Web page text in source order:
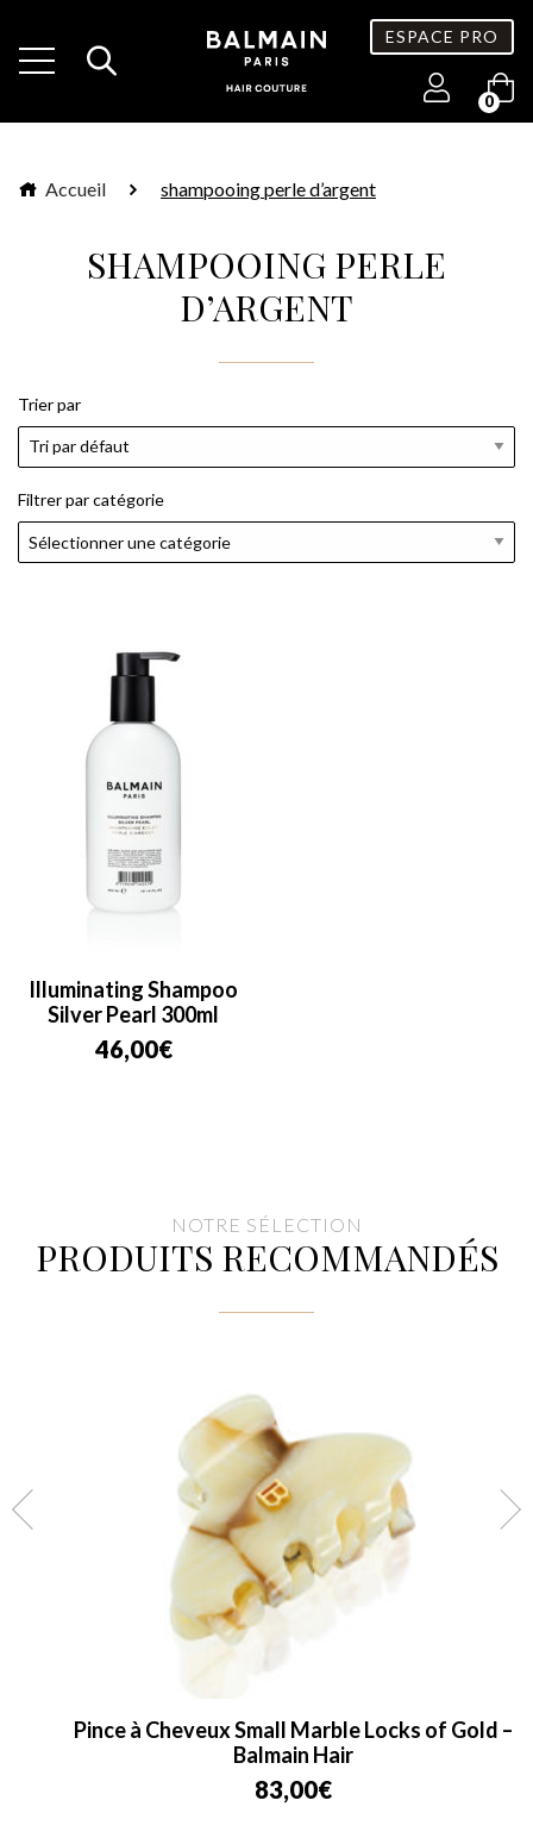
ESPACE PRO
0
Accueil shampooing perle d’argent
SHAMPOOING PERLE
D’ARGENT
Trier par
Filtrer par catégorie
Illuminating Shampoo
Silver Pearl 300ml
46,00€
NOTRE SÉLECTION
PRODUITS RECOMMANDÉS
Pince à Cheveux Small Marble Locks of Gold –
Balmain Hair
83,00€